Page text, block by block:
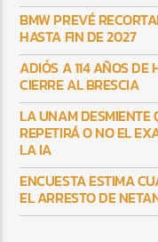
BMW PREVÉ
HASTA FIN DE 2027
ADIÓS A 114 AÑOS DE
CIERRE AL BRESCIA
LA UNAM DESMIENTE
REPETIRÁ O NO EL
LA IA
ENCUESTA ESTIMA
EL ARRESTO DE